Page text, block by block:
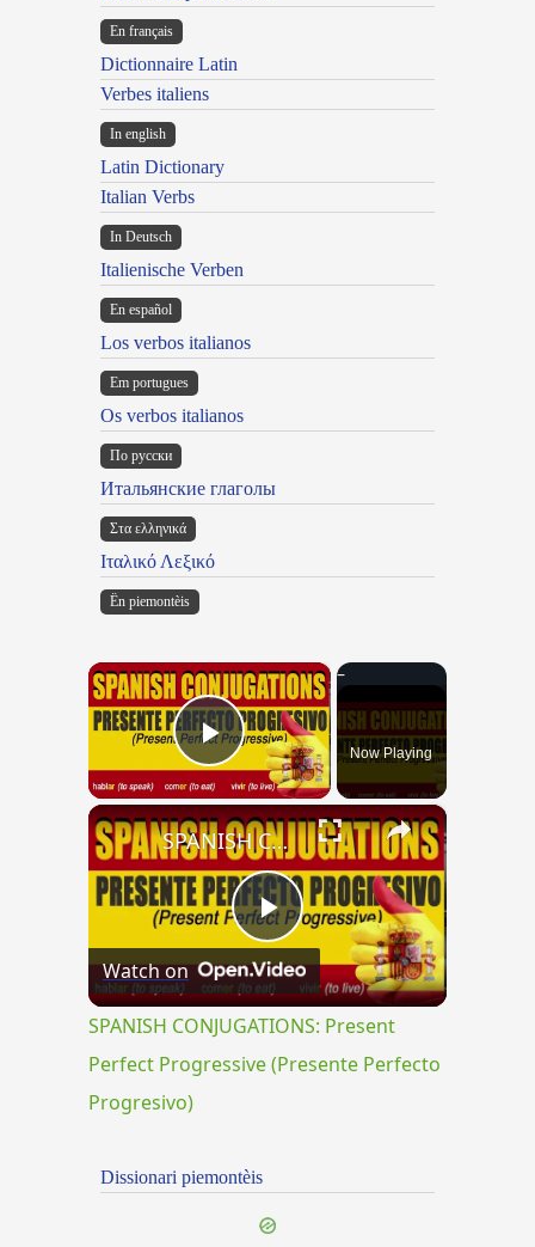
En français
Dictionnaire Latin
Verbes italiens
In english
Latin Dictionary
Italian Verbs
In Deutsch
Italienische Verben
En español
Los verbos italianos
Em portugues
Os verbos italianos
По русски
Итальянские глаголы
Στα ελληνικά
Ιταλικό Λεξικό
Ën piemontèis
×
Play VideoNow Playing
×
Play
Video
SPANISH CONJUGATIONS: Present Perfect Progressive (Presente Perfecto Progresivo)
Watch on
SPANISH CONJUGATIONS: Present
Perfect Progressive (Presente Perfecto
Progresivo)
Dissionari piemontèis